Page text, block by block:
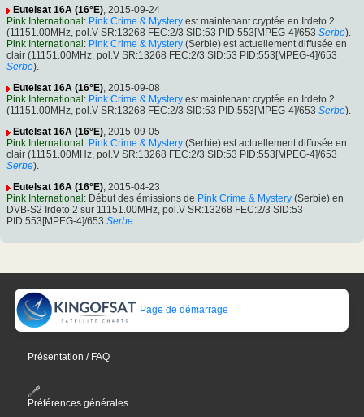
Eutelsat 16A (16°E), 2015-09-24
Pink International : Pink Crime & Mystery est maintenant cryptée en Irdeto 2
(11151.00MHz, pol.V SR:13268 FEC:2/3 SID:53 PID:553[MPEG-4]/653 Serbe).
Pink International : Pink Crime & Mystery (Serbie) est actuellement diffusée en
clair (11151.00MHz, pol.V SR:13268 FEC:2/3 SID:53 PID:553[MPEG-4]/653
Serbe).
Eutelsat 16A (16°E), 2015-09-08
Pink International : Pink Crime & Mystery est maintenant cryptée en Irdeto 2
(11151.00MHz, pol.V SR:13268 FEC:2/3 SID:53 PID:553[MPEG-4]/653 Serbe).
Eutelsat 16A (16°E), 2015-09-05
Pink International : Pink Crime & Mystery (Serbie) est actuellement diffusée en
clair (11151.00MHz, pol.V SR:13268 FEC:2/3 SID:53 PID:553[MPEG-4]/653
Serbe).
Eutelsat 16A (16°E), 2015-04-23
Pink International : Début des émissions de Pink Crime & Mystery (Serbie) en
DVB-S2 Irdeto 2 sur 11151.00MHz, pol.V SR:13268 FEC:2/3 SID:53
PID:553[MPEG-4]/653 Serbe.
Page de démarrage
Présentation / FAQ
Préférences générales